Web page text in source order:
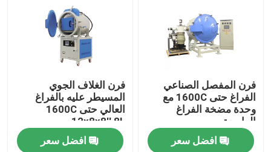
فرن المصعد
فرن الهيدروجين
ملحقات الفرن
فرن المفصل الصناعي
الفراغ حتى 1600C مع
وحدة مضخة الفراغ
الواسعة
افضل سعر
فرن الغلاف الجوي
المسيطر عليه بالفراغ
العالي حتى 1600C
12x8x8′′ 8L
افضل سعر